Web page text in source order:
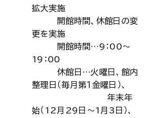
拡大実施
開館時間、休館日の変
更を実施
開館時間…9：00～
19：00
休館日…火曜日、館内
整理日（毎月第１金曜日）、
年末年
始（12月29日～1月3日）、